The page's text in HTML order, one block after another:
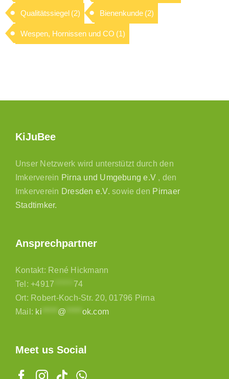
Qualitätssiegel (2) Bienenkunde (2)
Wespen, Hornissen und CO (1)
KiJuBee
Unser Netzwerk wird unterstützt durch den
Imkerverein Pirna und Umgebung e.V , den
Imkerverein Dresden e.V. sowie den Pirnaer
Stadtimker.
Ansprechpartner
Kontakt: René Hickmann
Tel:+4917
74
Ort: Robert-Koch-Str. 20, 01796 Pirna
Mail: ki @ ok.com
Meet us Social